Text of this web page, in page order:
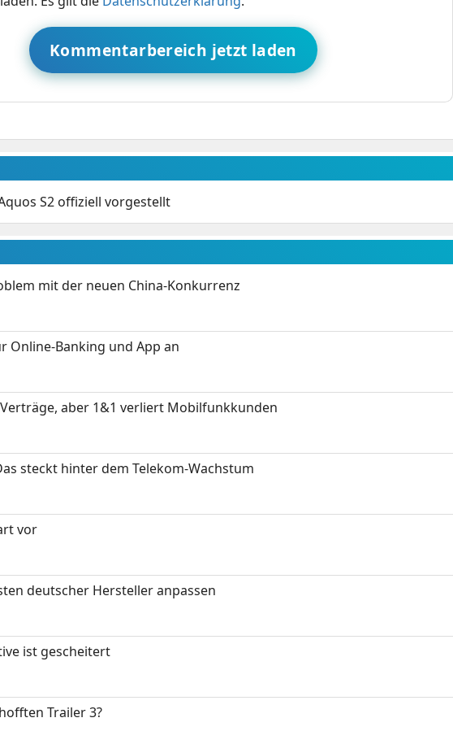
Kommentarbereich jetzt laden
S2 offiziell vorgestellt
mit der neuen China-Konkurrenz
Banking und App an
aber 1&1 verliert Mobilfunkkunden
steckt hinter dem Telekom-Wachstum
vor
deutscher Hersteller anpassen
ist gescheitert
Trailer 3?